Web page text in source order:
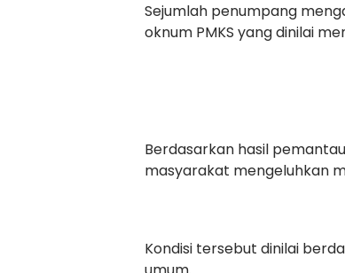
Sejumlah penumpang
oknum PMKS yang dinilai
Berdasarkan hasil
masyarakat mengeluhkan
Kondisi tersebut dinilai